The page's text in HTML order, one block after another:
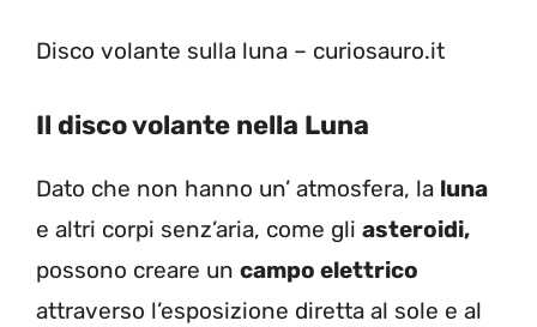
Disco volante sulla luna – curiosauro.it
Il disco volante nella Luna
Dato che non hanno un’ atmosfera, la luna
e altri corpi senz’aria, come gli asteroidi,
possono creare un campo elettrico
attraverso l’esposizione diretta al sole e al